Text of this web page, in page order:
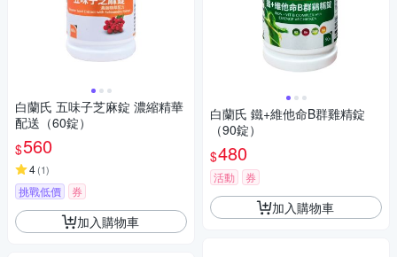
白蘭氏 五味子芝麻錠 濃縮精華
配送（60錠）
$560
4(1)
挑戰低價 券
加入購物車
白蘭氏 鐵+維他命B群雞精錠
（90錠）
$480
活動 券
加入購物車